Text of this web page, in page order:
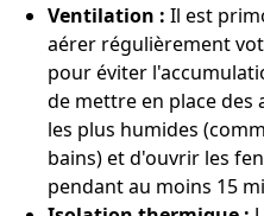
Ventilation : Il est
aérer régulièrement
pour éviter
de mettre en place des
les plus humides
bains) et d'ouvrir les
pendant au moins 15